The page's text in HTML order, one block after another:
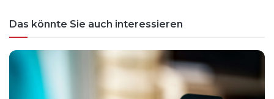
Das könnte Sie auch interessieren